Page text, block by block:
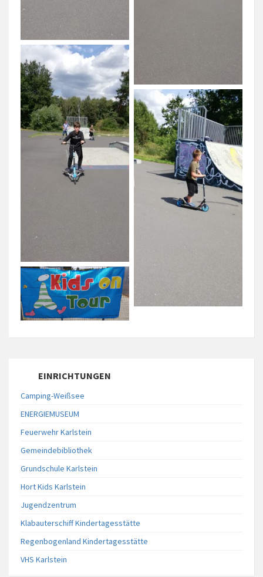
EINRICHTUNGEN
Camping-Weißsee
ENERGIEMUSEUM
Feuerwehr Karlstein
Gemeindebibliothek
Grundschule Karlstein
Hort Kids Karlstein
Jugendzentrum
Klabauterschiff Kindertagesstätte
Regenbogenland Kindertagesstätte
VHS Karlstein